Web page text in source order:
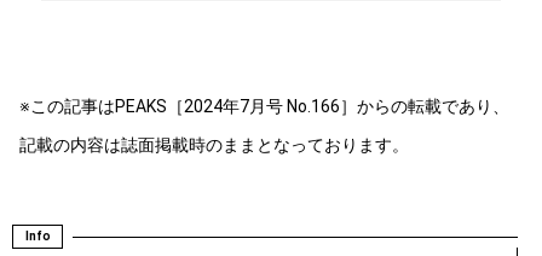
※この記事はPEAKS［2024年7月号 No.166］からの転載であり、
記載の内容は誌面掲載時のままとなっております。
Info